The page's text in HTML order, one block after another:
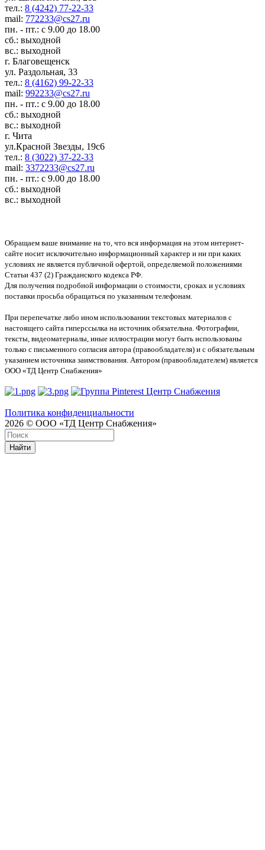
тел.: 8 (4242) 77-22-33
mail: 772233@cs27.ru
пн. - пт.: с 9.00 до 18.00
сб.: выходной
вс.: выходной
г. Благовещенск
ул. Раздольная, 33
тел.: 8 (4162) 99-22-33
mail: 992233@cs27.ru
пн. - пт.: с 9.00 до 18.00
сб.: выходной
вс.: выходной
г. Чита
ул.Красной Звезды, 19с6
тел.: 8 (3022) 37-22-33
mail: 3372233@cs27.ru
пн. - пт.: с 9.00 до 18.00
сб.: выходной
вс.: выходной
Обращаем ваше внимание на то, что вся информация на этом интернет-
сайте носит исключительно информационный характер и ни при каких
условиях не является публичной офертой, определяемой положениями
Статьи 437 (2) Гражданского кодекса РФ.
Для получения подробной информации о стоимости, сроках и условиях
поставки просьба обращаться по указанным телефонам.
При перепечатке либо ином использовании текстовых материалов с
настоящего сайта гиперссылка на источник обязательна. Фотографии,
тексты, видеоматериалы, иные иллюстрации могут быть использованы
только с письменного согласия автора (правообладателя) и с обязательным
указанием источника заимствования. Автором (правообладателем) является
ООО «ТД Центр Снабжения»
Политика конфиденциальности
2026 © ООО «ТД Центр Снабжения»
Найти